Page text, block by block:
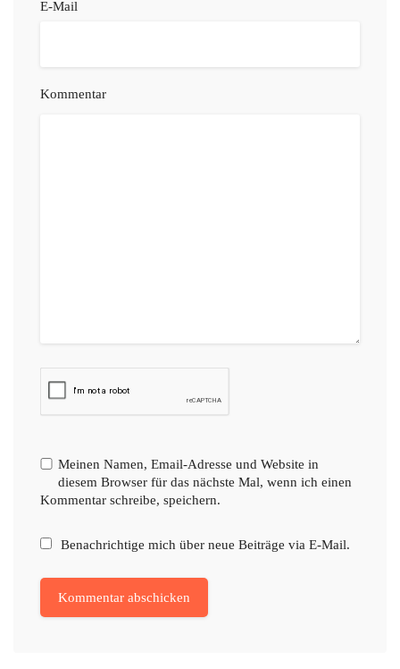
E-Mail
Kommentar
Meinen Namen, Email-Adresse und Website in
diesem Browser für das nächste Mal, wenn ich einen
Kommentar schreibe, speichern.
Benachrichtige mich über neue Beiträge via E-Mail.